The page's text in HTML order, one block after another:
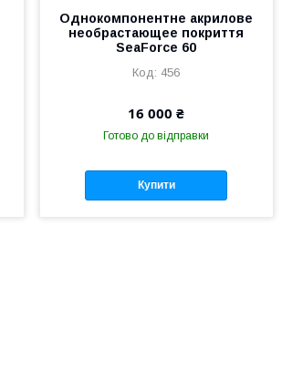
Однокомпонентне акрилове
необрастающее покриття
SeaForce 60
456
16 000 ₴
Готово до відправки
Купити